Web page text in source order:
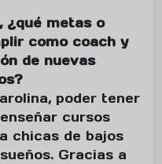
¿qué metas o
como coach y
de nuevas
poder tener
cursos
chicas de bajos
Gracias a